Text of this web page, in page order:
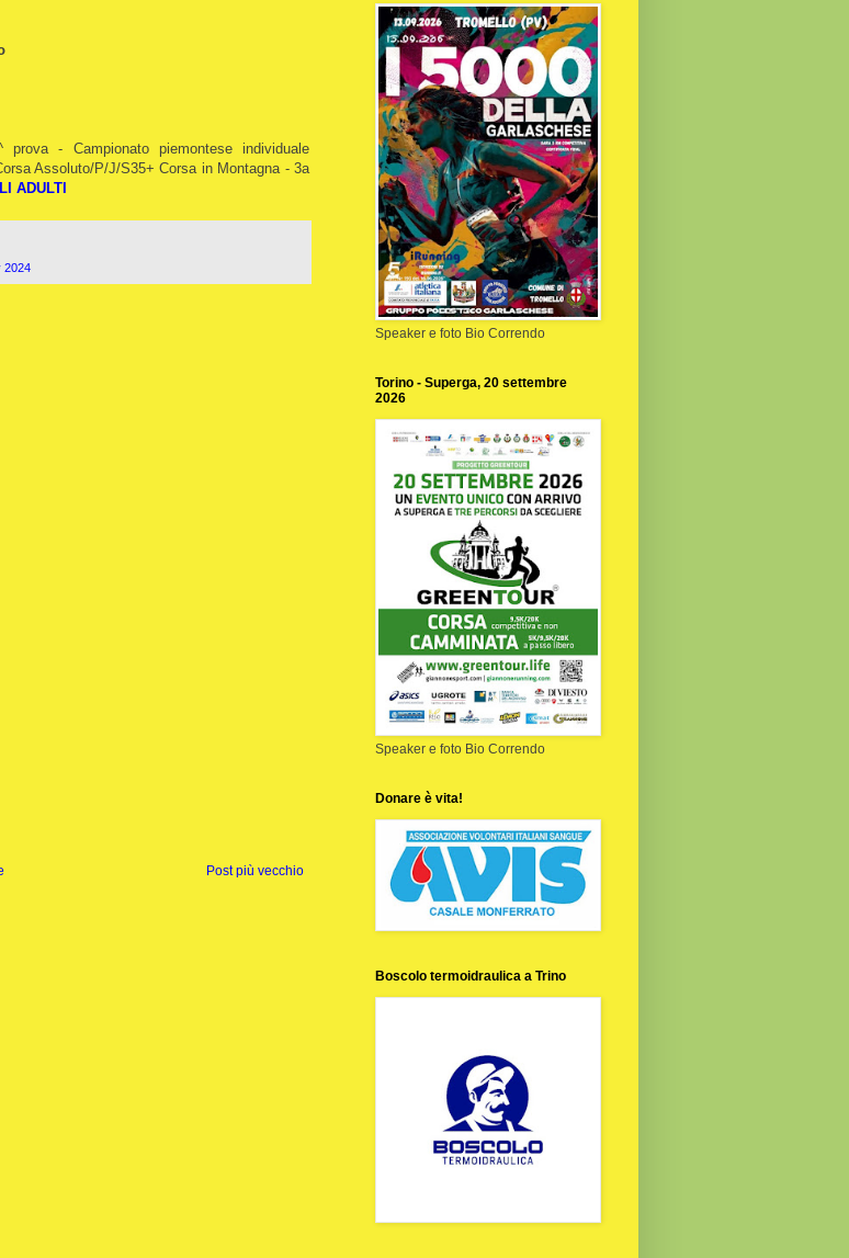
- Campionato piemontese individuale
Assoluto/P/J/S35+ Corsa in Montagna - 3a
ADULTI
2024
Post più vecchio
Speaker e foto Bio Correndo
Torino - Superga, 20 settembre
2026
Speaker e foto Bio Correndo
Donare è vita!
Boscolo termoidraulica a Trino